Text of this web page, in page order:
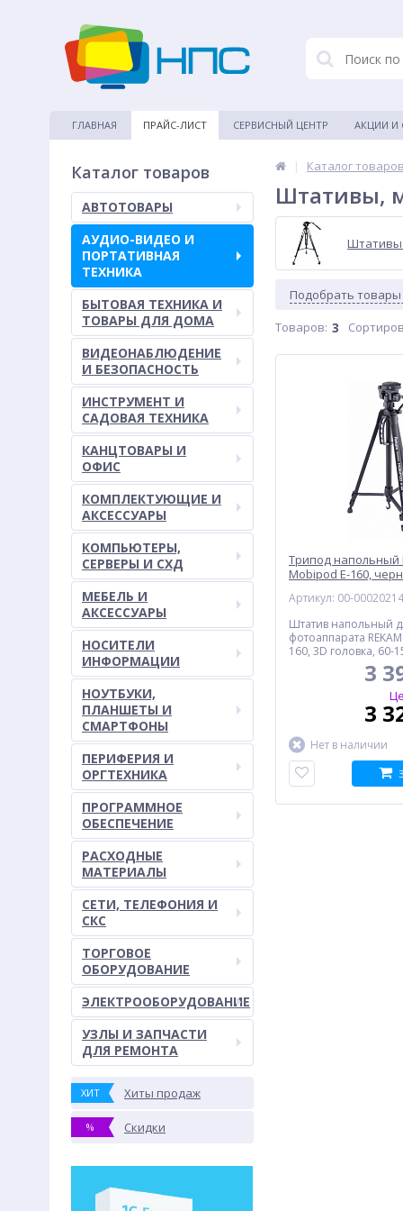
ГЛАВНАЯ ПРАЙС-ЛИСТ СЕРВИСНЫЙ ЦЕНТР АКЦИИ И
Каталог товаров
АВТОТОВАРЫ
АУДИО-ВИДЕО И
ПОРТАТИВНАЯ
ТЕХНИКА
БЫТОВАЯ ТЕХНИКА И
ТОВАРЫ ДЛЯ ДОМА
ВИДЕОНАБЛЮДЕНИЕ
И БЕЗОПАСНОСТЬ
ИНСТРУМЕНТ И
САДОВАЯ ТЕХНИКА
КАНЦТОВАРЫ И
ОФИС
КОМПЛЕКТУЮЩИЕ И
АКСЕССУАРЫ
КОМПЬЮТЕРЫ,
СЕРВЕРЫ И СХД
МЕБЕЛЬ И
АКСЕССУАРЫ
НОСИТЕЛИ
ИНФОРМАЦИИ
НОУТБУКИ,
ПЛАНШЕТЫ И
СМАРТФОНЫ
ПЕРИФЕРИЯ И
ОРГТЕХНИКА
ПРОГРАММНОЕ
ОБЕСПЕЧЕНИЕ
РАСХОДНЫЕ
МАТЕРИАЛЫ
СЕТИ, ТЕЛЕФОНИЯ И
СКС
ТОРГОВОЕ
ОБОРУДОВАНИЕ
ЭЛЕКТРООБОРУДОВАНИЕ
УЗЛЫ И ЗАПЧАСТИ
ДЛЯ РЕМОНТА
ХИТ Хиты продаж
% Скидки
| Каталог товаров
Штативы,
Подобрать
Товаров: 3
Трипод напольный
Mobipod E-160,
Артикул: 00-00020214
Штатив напольный
фотоаппарата
160, 3D головка, 60-
3
3
Нет в наличии